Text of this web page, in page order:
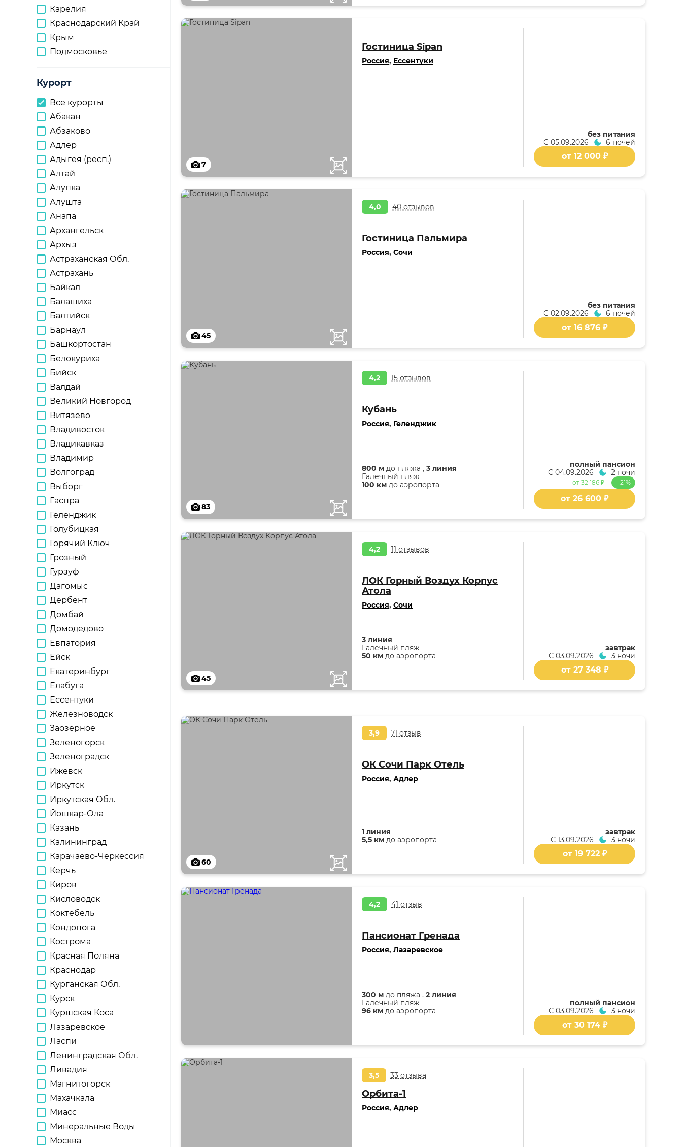
Карелия
Краснодарский Край
Крым
Подмосковье
Курорт
Все курорты
Абакан
Абзаково
Адлер
Адыгея (респ.)
Алтай
Алупка
Алушта
Анапа
Архангельск
Архыз
Астраханская Обл.
Астрахань
Байкал
Балашиха
Балтийск
Барнаул
Башкортостан
Белокуриха
Бийск
Валдай
Великий Новгород
Витязево
Владивосток
Владикавказ
Владимир
Волгоград
Выборг
Гаспра
Геленджик
Голубицкая
Горячий Ключ
Грозный
Гурзуф
Дагомыс
Дербент
Домбай
Домодедово
Евпатория
Ейск
Екатеринбург
Елабуга
Ессентуки
Железноводск
Заозерное
Зеленогорск
Зеленоградск
Ижевск
Иркутск
Иркутская Обл.
Йошкар-Ола
Казань
Калининград
Карачаево-Черкессия
Керчь
Киров
Кисловодск
Коктебель
Кондопога
Кострома
Красная Поляна
Краснодар
Курганская Обл.
Курск
Куршская Коса
Лазаревское
Ласпи
Ленинградская Обл.
Ливадия
Магнитогорск
Махачкала
Миасс
Минеральные Воды
Москва
7
Гостиница Sipan
Россия, Ессентуки
без питания
С 05.09.2026 6 ночей
от 12 000 ₽
45
4,0 40 отзывов
Гостиница Пальмира
Россия, Сочи
без питания
С 02.09.2026 6 ночей
от 16 876 ₽
83
4,2 15 отзывов
Кубань
Россия, Геленджик
800 м до пляжа , 3 линия
Галечный пляж
100 км до аэропорта
полный пансион
С 04.09.2026 2 ночи
от 32 186 ₽ - 21%
от 26 600 ₽
45
4,2 11 отзывов
ЛОК Горный Воздух Корпус
Атола
Россия, Сочи
3 линия
Галечный пляж
50 км до аэропорта
завтрак
С 03.09.2026 3 ночи
от 27 348 ₽
60
3,9 71 отзыв
ОК Сочи Парк Отель
Россия, Адлер
1 линия
5,5 км до аэропорта
завтрак
С 13.09.2026 3 ночи
от 19 722 ₽
4,2 41 отзыв
Пансионат Гренада
Россия, Лазаревское
300 м до пляжа , 2 линия
Галечный пляж
96 км до аэропорта
полный пансион
С 03.09.2026 3 ночи
от 30 174 ₽
3,5 33 отзыва
Орбита-1
Россия, Адлер